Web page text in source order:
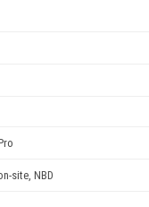
site, NBD